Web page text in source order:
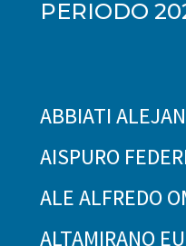
PERIODO
ABBIATI
AISPURO
ALE ALFREDO
ALTAMIRANO